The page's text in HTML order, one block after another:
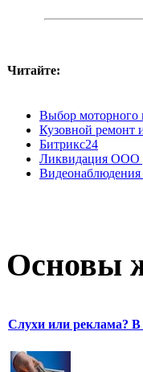
Читайте:
Выбор моторного
Кузовной ремонт
Битрикс24
Ликвидация ООО
Основы
Слухи или реклама? В